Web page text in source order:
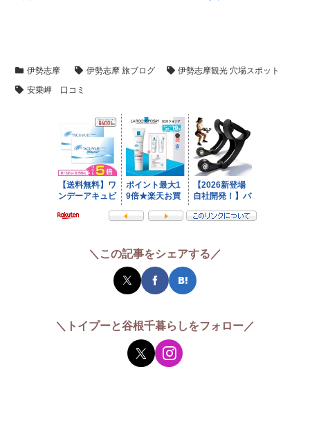
伊勢志摩 伊勢志摩 旅ブログ
伊勢志摩観光 穴場スポット
安乗岬 口コミ
＼この記事をシェアする／
＼トイプーと谷根千暮らしをフォロー／